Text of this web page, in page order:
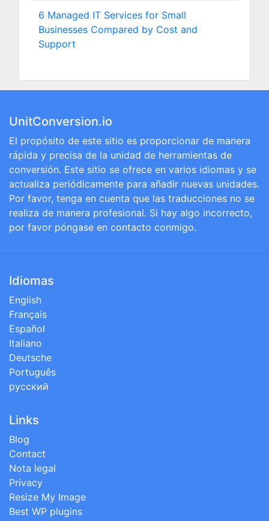
6 Managed IT Services for Small
Businesses Compared by Cost and
Support
UnitConversion.io
El propósito de este sitio es proporcionar de manera
rápida y precisa de la unidad de herramientas de
conversión. Este sitio se ofrece en varios idiomas y se
actualiza periódicamente para añadir nuevas unidades.
Por favor, tenga en cuenta que las traducciones no se
realiza de manera profesional. Si hay algo incorrecto,
por favor póngase en contacto conmigo.
Idiomas
English
Français
Español
Italiano
Deutsche
Português
русский
Links
Blog
Contact
Nota legal
Privacy
Resize My Image
Best WP plugins